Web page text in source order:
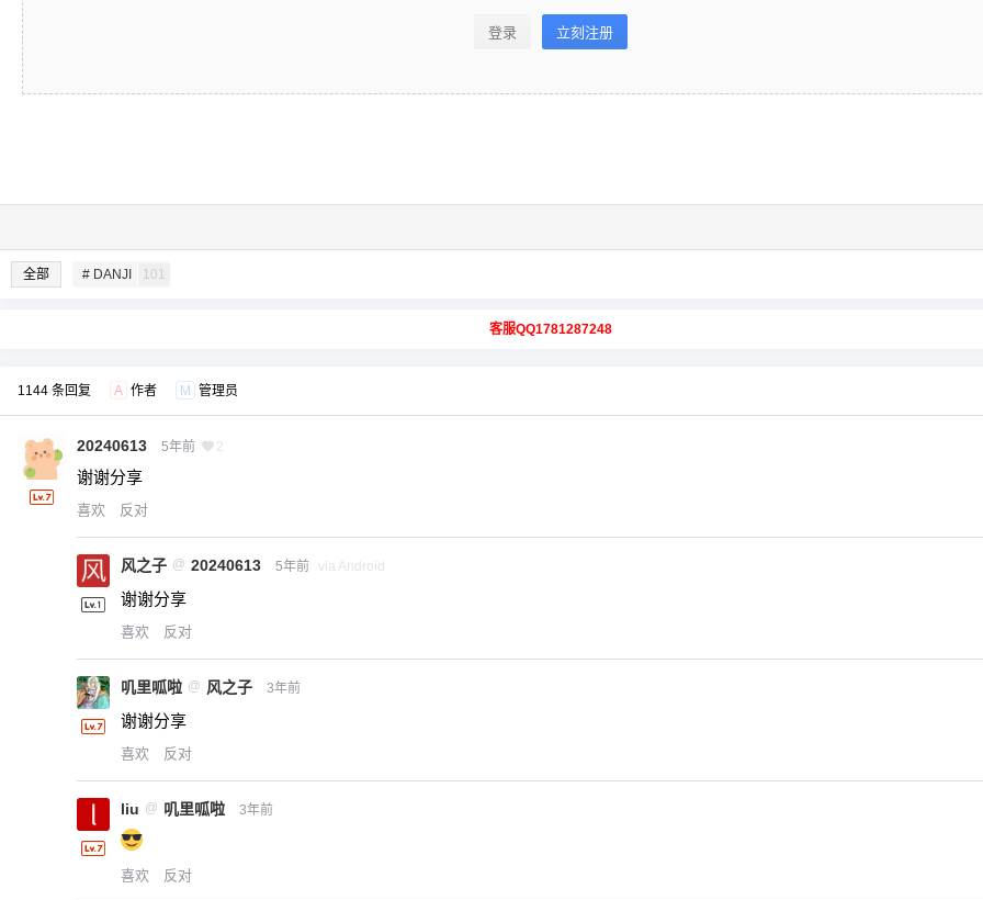
登录 立刻注册
全部 # DANJI 101
客服QQ1781287248
1144 条回复 A 作者 M 管理员
20240613 5年前 2
谢谢分享
喜欢 反对
风之子 @ 20240613 5年前 via Android
谢谢分享
喜欢 反对
叽里呱啦 @ 风之子 3年前
谢谢分享
喜欢 反对
liu @ 叽里呱啦 3年前
喜欢 反对